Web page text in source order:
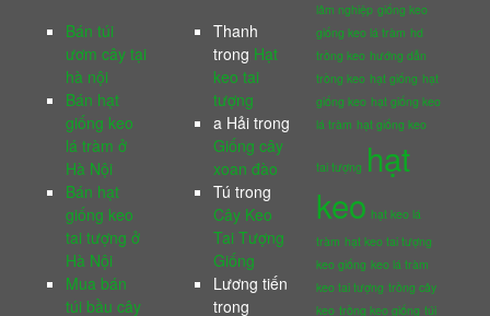
Bán túi
ươm cây tại
hà nội
Bán hạt
giống keo
lá tràm ở
Hà Nội
Bán hạt
giống keo
tai tượng ở
Hà Nội
Mua bán
túi bầu cây
Thanh
trong Hạt
keo tai
tượng
a Hảitrong
Giống cây
xoan đào
Tú trong
Cây Keo
Tai Tượng
Giống
Lương tiến
trong
lâm nghiệp giống keo
giống keo lá tràm hd
trồng keo hướng dẫn
trồng keo hạt giống hạt
giống keo hạt giống keo
lá tràm hạt giống keo
tai tượng hạt
keo hạt keo lá
tràm hạt keo tai tượng
keo giống keo lá tràm
keo tai tượng trồng cây
keo trồng keo giống túi